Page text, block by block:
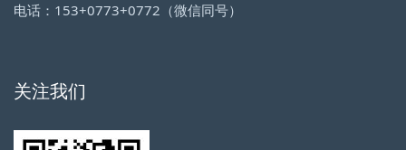
电话：153+0773+0772（微信同号）
关注我们